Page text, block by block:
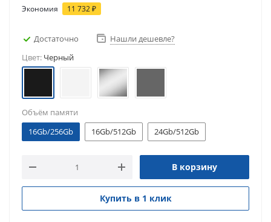
Экономия 11 732₽
Достаточно
Нашли дешевле?
Цвет: Черный
Объём памяти
16Gb/256Gb
16Gb/512Gb 24Gb/512Gb
В корзину
Купить в 1 клик